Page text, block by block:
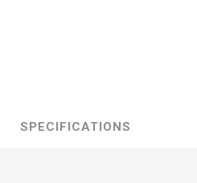
SPECIFICATIONS